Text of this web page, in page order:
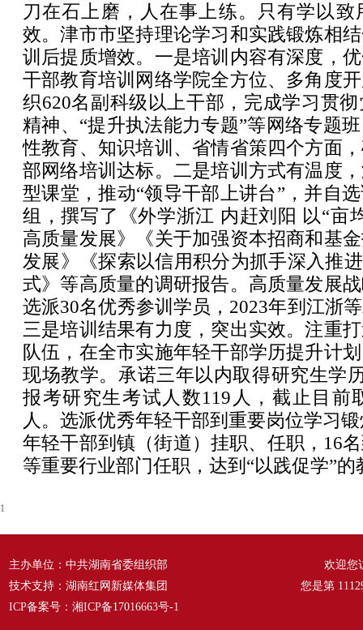
刀在石上磨，人在事上练。只有学以
效。津市市坚持理论学习和实践锻炼相
训后提质增效。一是培训内容有深度，
干部教育培训网络学院全方位、多角度
织620名副科级以上干部，完成学习贯
精神、“提升执法能力专题”等网络专题
性教育、知识培训、省情省策四个方面
部网络培训达标。二是培训方式有温度
型课堂，推动“领导干部上讲台”，并自
组，撰写了《外学浙江 内赶刘阳 以“亩
高质量发展》《关于加强资本招商和基
发展》《探索以信用积分为抓手深入推
式》等高质量的调研报告。高质量发展
选派30名优秀参训学员，2023年到江浙
三是培训结果有力度，突出实效。注重
队伍，在全市实施年轻干部学历提升计
现场教学。承诺三年以内取得研究生学
报考研究生考试人数119人，截止目前
人。选派优秀年轻干部到重要岗位学习
年轻干部到镇（街道）挂职、任职，16
等重要行业部门任职，达到“以践促学”的
1
主办单位：中共湖南省委组织部
技术支持：湖南红网新媒体集团
ICP备案号： 湘ICP备17016663号-1
欢迎您
您是第